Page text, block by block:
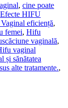
, cine poate
Efecte HIFU
eficiență,
femei, Hifu
vaginală,
vaginal
și sănătatea
alte tratamente.,